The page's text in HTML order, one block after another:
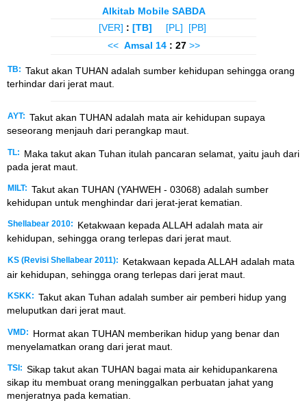
Alkitab Mobile SABDA
[VER] : [TB] [PL]
[PB]
<< Amsal 14 : 27 >>
TB: Takut akan TUHAN adalah sumber kehidupan sehingga orang
terhindar dari jerat maut.
AYT: Takut akan TUHAN adalah mata air kehidupan supaya
seseorang menjauh dari perangkap maut.
TL:
Maka takut akan Tuhan itulah pancaran selamat, yaitu jauh dari
pada jerat maut.
MILT: Takut akan TUHAN (YAHWEH - 03068) adalah sumber
kehidupan untuk menghindar dari jerat-jerat kematian.
Shellabear 2010:
Ketakwaan kepada ALLAH adalah mata air
kehidupan, sehingga orang terlepas dari jerat maut.
KS (Revisi Shellabear 2011):
Ketakwaan kepada ALLAH adalah mata
air kehidupan, sehingga orang terlepas dari jerat maut.
KSKK: Takut akan Tuhan adalah sumber air pemberi hidup yang
meluputkan dari jerat maut.
VMD:
Hormat akan TUHAN memberikan hidup yang benar dan
menyelamatkan orang dari jerat maut.
TSI: Sikap takut akan TUHAN bagai mata air kehidupankarena
sikap itu membuat orang meninggalkan perbuatan jahat yang
menjeratnya pada kematian.